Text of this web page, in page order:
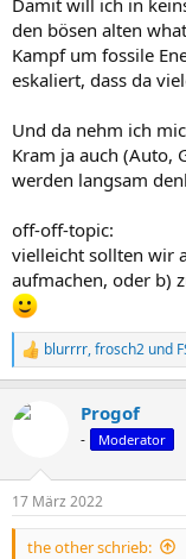
Damit will ich in
den bösen alten
Kampf um fossile
eskaliert, dass da
Und da nehm ich
Kram ja auch (Auto,
werden langsam
off-off-topic:
vielleicht sollten wir
aufmachen, oder b)
R
e
k
e
n
blurrrr,frosch2 und
Progof
- Moderator
17 März 2022
the other schrieb: